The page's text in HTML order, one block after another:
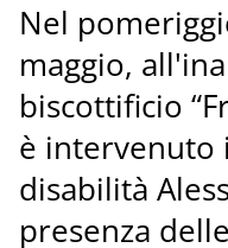
Nel
maggio,
biscottificio
è intervenuto
disabilità
presenza